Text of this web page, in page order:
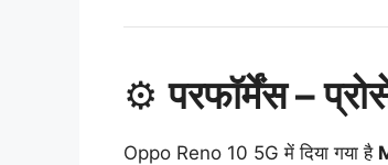
⚙️परफॉर्मेंस –
Oppo Reno 10 5G में दिया गया है